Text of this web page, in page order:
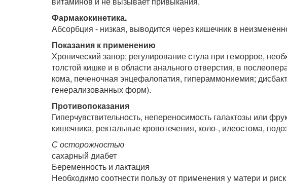
Фармакокинетика.
Абсорбция - низкая, выводится через кишечник в
Показания к применению
Хронический запор; регулирование стула при геморрое,
толстой кишке и в области анального отверстия, в
кома, печеночная энцефалопатия, гипераммониемия;
генерализованных форм).
Противопоказания
Гиперчувствительность, непереносимость галактозы или
кишечника, ректальные кровотечения, коло-, илеостома,
С осторожностью
сахарный диабет
Беременность и лактация
Необходимо соотнести пользу от применения у матери и